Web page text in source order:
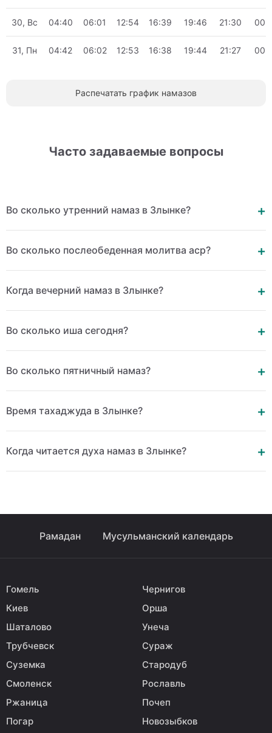
30, Вс 04:40 06:01 12:54 16:39 19:46 21:30
31, Пн 04:42 06:02 12:53 16:38 19:44 21:27
Распечатать график намазов
Часто задаваемые вопросы
Во сколько утренний намаз в Злынке?
Во сколько послеобеденная молитва аср?
Когда вечерний намаз в Злынке?
Во сколько иша сегодня?
Во сколько пятничный намаз?
Время тахаджуда в Злынке?
Когда читается духа намаз в Злынке?
Рамадан Мусульманский календарь
Гомель
Чернигов
Киев
Орша
Шаталово
Унеча
Трубчевск
Сураж
Суземка
Стародуб
Смоленск
Рославль
Ржаница
Почеп
Погар
Новозыбков